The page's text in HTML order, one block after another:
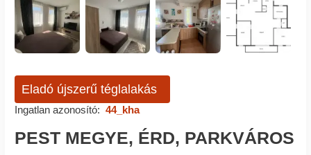
Eladó újszerű téglalakás
Ingatlan azonosító: 44_kha
PEST MEGYE, ÉRD, PARKVÁROS